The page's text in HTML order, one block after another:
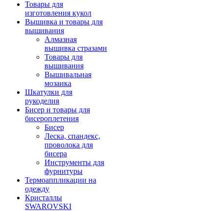
Товары для
изготовления кукол
Вышивка и товары для
вышивания
Алмазная
вышивка стразами
Товары для
вышивания
Вышивальная
мозаика
Шкатулки для
рукоделия
Бисер и товары для
бисероплетения
Бисер
Леска, спандекс,
проволока для
бисера
Инструменты для
фурнитуры
Термоаппликации на
одежду
Кристаллы
SWAROVSKI